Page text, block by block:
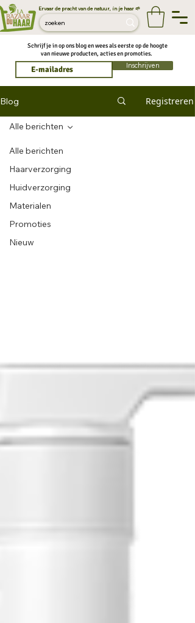
Ervaar de pracht van de natuur, in je haar 🌱
Schrijf je in op ons blog en wees als eerste op de hoogte
van nieuwe producten, acties en promoties.
Inschrijven
Blog Registreren
Alle berichten
Haarverzorging
Huidverzorging
Materialen
Promoties
Nieuw
Alle berichten